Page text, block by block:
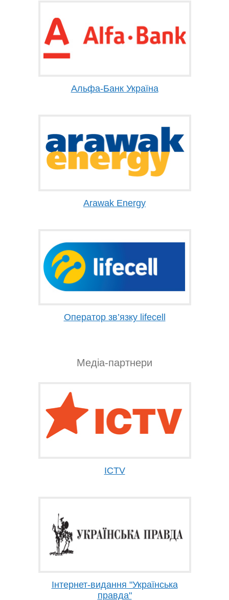
Альфа-Банк Україна
Arawak Energy
Оператор зв’язку lifecell
Медіа-партнери
ICTV
Інтернет-видання "Українська
правда"